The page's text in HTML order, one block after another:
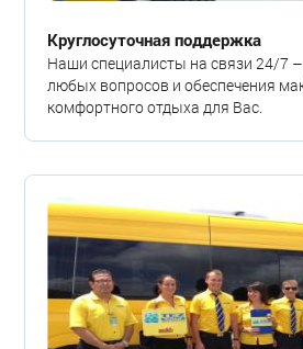
Круглосуточная поддержка
Наши специалисты на связи 24/7
любых вопросов и обеспечения
комфортного отдыха для Вас.